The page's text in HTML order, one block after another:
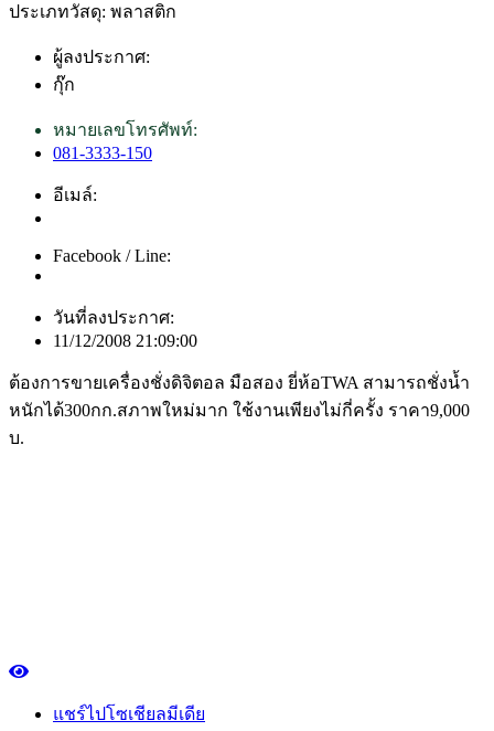
ประเภทวัสดุ: พลาสติก
ผู้ลงประกาศ:
กุ๊ก
หมายเลขโทรศัพท์:
081-3333-150
อีเมล์:
Facebook / Line:
วันที่ลงประกาศ:
11/12/2008 21:09:00
ต้องการขายเครื่องชั่งดิจิตอล มือสอง ยี่ห้อTWA สามารถชั่งน้ำ
หนักได้300กก.สภาพใหม่มาก ใช้งานเพียงไม่กี่ครั้ง ราคา9,000
บ.
แชร์ไปโซเชียลมีเดีย